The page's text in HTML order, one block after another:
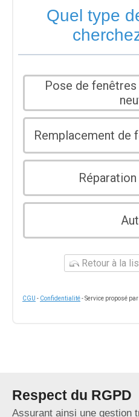
Quel type
Pose de
Remplacement de
Retour à la
CGU - Confidentialité- Service proposé par
Respect du RGPD
Assurant ainsi une gestion